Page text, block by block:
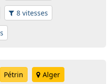
8 vitesses
Pétrin Alger